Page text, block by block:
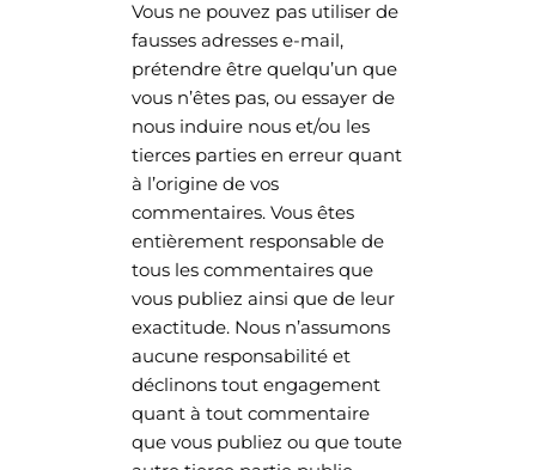
Vous ne pouvez pas utiliser de
fausses adresses e-mail,
prétendre être quelqu’un que
vous n’êtes pas, ou essayer de
nous induire nous et/ou les
tierces parties en erreur quant
à l’origine de vos
commentaires. Vous êtes
entièrement responsable de
tous les commentaires que
vous publiez ainsi que de leur
exactitude. Nous n’assumons
aucune responsabilité et
déclinons tout engagement
quant à tout commentaire
que vous publiez ou que toute